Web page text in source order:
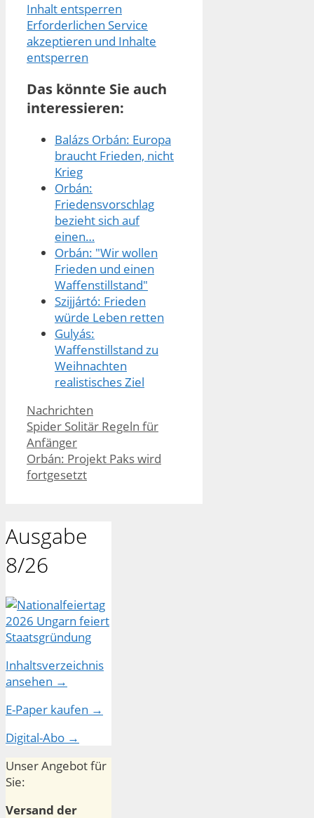
Inhalt entsperren
Erforderlichen Service
akzeptieren und Inhalte
entsperren
Das könnte Sie auch
interessieren:
Balázs Orbán: Europa
braucht Frieden, nicht
Krieg
Orbán:
Friedensvorschlag
bezieht sich auf
einen…
Orbán: "Wir wollen
Frieden und einen
Waffenstillstand"
Szijjártó: Frieden
würde Leben retten
Gulyás:
Waffenstillstand zu
Weihnachten
realistisches Ziel
Kategorien
Nachrichten
Spider Solitär Regeln für
Anfänger
Orbán: Projekt Paks wird
fortgesetzt
Ausgabe
8/26
Inhaltsverzeichnis
ansehen →
E-Paper kaufen →
Digital-Abo →
Unser Angebot für
Sie:
Versand der